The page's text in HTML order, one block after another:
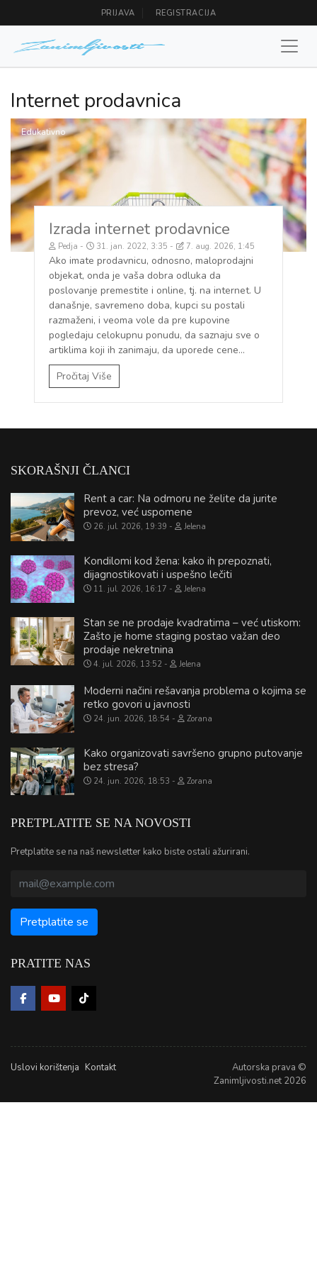
PRIJAVA REGISTRACIJA
Internet prodavnica
Edukativno
Izrada internet prodavnice
Pedja 31. jan. 2022, 3:35 7. aug. 2026, 1:45
Ako imate prodavnicu, odnosno, maloprodajni
objekat, onda je vaša dobra odluka da
poslovanje premestite i online, tj. na internet. U
današnje, savremeno doba, kupci su postali
razmaženi, i veoma vole da pre kupovine
pogledaju celokupnu ponudu, da saznaju sve o
artiklima koji ih zanimaju, da uporede cene...
Pročitaj Više
SKORAŠNJI ČLANCI
Rent a car: Na odmoru ne želite da jurite
prevoz, već uspomene
26. jul. 2026, 19:39 Jelena
Kondilomi kod žena: kako ih prepoznati,
dijagnostikovati i uspešno lečiti
11. jul. 2026, 16:17 Jelena
Stan se ne prodaje kvadratima – već utiskom:
Zašto je home staging postao važan deo
prodaje nekretnina
4. jul. 2026, 13:52 Jelena
Moderni načini rešavanja problema o kojima se
retko govori u javnosti
24. jun. 2026, 18:54 Zorana
Kako organizovati savršeno grupno putovanje
bez stresa?
24. jun. 2026, 18:53 Zorana
PRETPLATITE SE NA NOVOSTI
Pretplatite se na naš newsletter kako biste ostali ažurirani.
PRATITE NAS
Uslovi korištenja Kontakt
Autorska prava ©
Zanimljivosti.net 2026